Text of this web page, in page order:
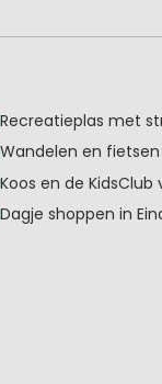
Recreatieplas met
Wandelen en fietsen
Koos en de
Dagje shoppen in
auto